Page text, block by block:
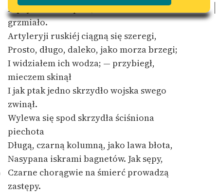
Lektury szkolne i klasyka
literatury do słuchania dla
uczennic i uczniów z
niepełnosprawnościami
E-kolekcja lektur
szkolnych i literatury do
słuchania dla uczennic i
uczniów z
niepełnosprawnościami
Feministyczne inspiracje.
Popularyzacja
skandynawskiej literatury
feministycznej
Ręce pełne poezji
I spojrzałem na pole;dwieście armat
grzmiało.
Artyleryji ruskiéj ciągną się szeregi,
Prosto, długo, daleko, jako morza brzegi;
I widziałem ich wodza; — przybiegł,
mieczem skinął
I jak ptak jedno skrzydło wojska swego
zwinął.
Wylewa się spod skrzydła ściśniona
piechota
Długą, czarną kolumną, jako lawa błota,
Nasypana iskrami bagnetów. Jak sępy,
Czarne chorągwie na śmierć prowadzą
zastępy.